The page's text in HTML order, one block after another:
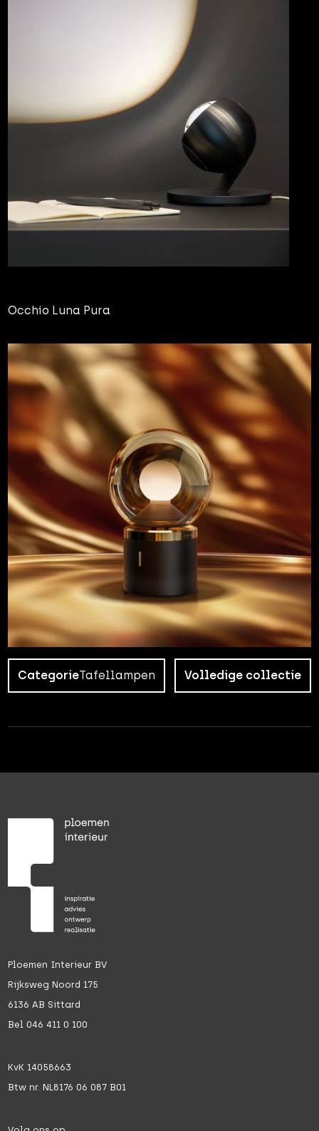
Occhio Luna Pura
CategorieTafellampen Volledige collectie
Ploemen Interieur BV
Rijksweg Noord 175
6136 AB Sittard
Bel 046 411 0 100
KvK 14058663
Btw nr. NL8176 06 087 B01